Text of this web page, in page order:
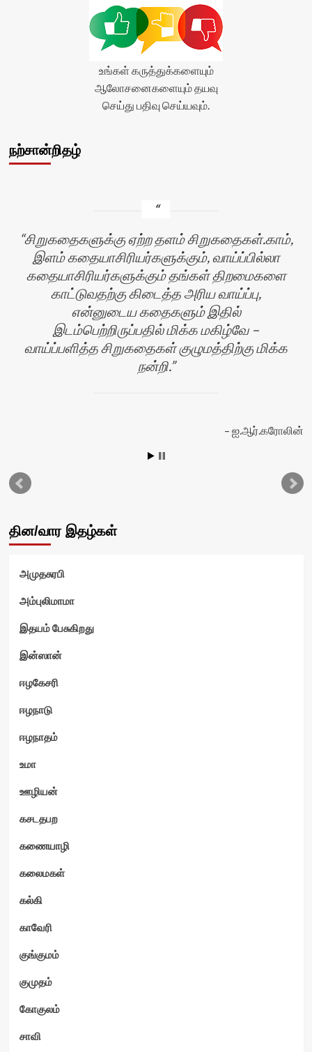
உங்கள் கருத்துக்களையும்
ஆலோசனைகளையும் தயவு
செய்து பதிவு செய்யவும்.
நற்சான்றிதழ்
சிறுகதைகளுக்கு ஏற்ற தளம் சிறுகதைகள்.காம்,
இளம் கதையாசிரியர்களுக்கும், வாய்ப்பில்லா
கதையாசிரியர்களுக்கும் தங்கள் திறமைகளை
காட்டுவதற்கு கிடைத்த அரிய வாய்ப்பு,
என்னுடைய கதைகளும் இதில்
இடம்பெற்றிருப்பதில் மிக்க மகிழ்வே –
வாய்ப்பளித்த சிறுகதைகள் குழுமத்திற்கு மிக்க
நன்றி.
ஐ.ஆர்.கரோலின்
தின/வார இதழ்கள்
அமுதசுரபி
அம்புலிமாமா
இதயம் பேசுகிறது
இன்ஸான்
ஈழகேசரி
ஈழநாடு
ஈழநாதம்
உமா
ஊழியன்
கசடதபற
கணையாழி
கலைமகள்
கல்கி
காவேரி
குங்குமம்
குமுதம்
கோகுலம்
சாவி